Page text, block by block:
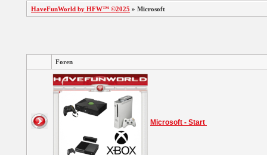
HaveFunWorld by HFW™ ©2025 » Microsoft
Foren
Microsoft - Start